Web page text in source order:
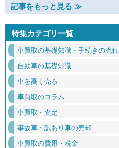
記事をもっと見る ≫
特集カテゴリ一覧
車買取の基礎知識・手続きの流れ
自動車の基礎知識
車を高く売る
車買取のコラム
車買取・査定
事故車・訳あり車の売却
車買取の費用・税金